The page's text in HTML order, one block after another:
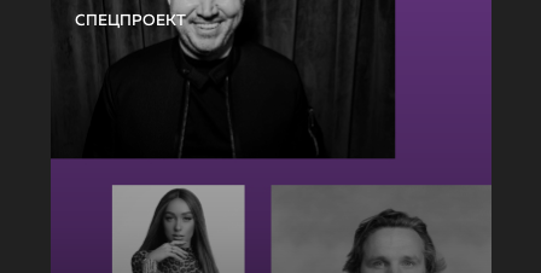
СПЕЦПРОЕКТ